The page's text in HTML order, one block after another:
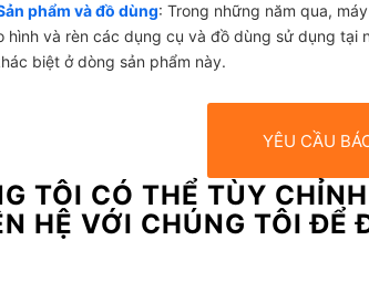
phẩm và đồ dùng: Trong những năm qua,
hình và rèn các dụng cụ và đồ dùng sử dụng tại
biệt ở dòng sản phẩm này.
YÊU CẦU
TÔI CÓ THỂ TÙY
HỆ VỚI CHÚNG TÔI ĐỂ